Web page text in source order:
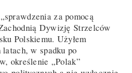
za pomocą
Dywizję Strzelców
Polskiemu. Użyłem
w spadku po
określenie „Polak”